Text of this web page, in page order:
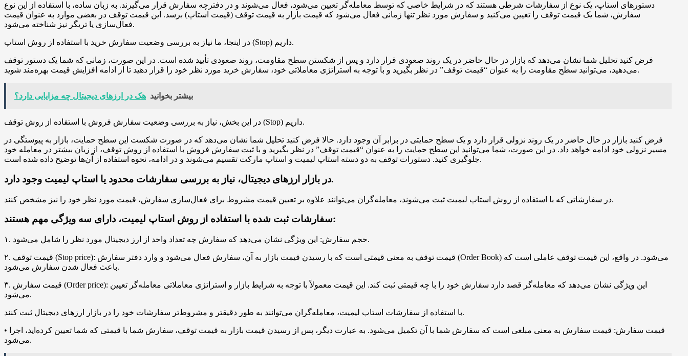
دستورهای استاپ، یک نوع از سفارشات شرطی هستند که در شرایط خاصی که توسط معامله‌گر تعیین می‌شود، فعال می‌شوند و در دفترچه سفارش قرار می‌گیرند. به زبان ساده، با استفاده از این نوع
سفارش، شما یک قیمت توقف را تعیین می‌کنید و سفارش مورد نظر تنها زمانی فعال می‌شود که قیمت بازار به قیمت توقف (قیمت استاپ) برسد. این قیمت توقف در بعضی موارد به عنوان قیمت
فعال‌سازی یا تریگر نیز شناخته می‌شود.
در اینجا، ما نیاز به بررسی وضعیت سفارش خرید با استفاده از روش استاپ (Stop) داریم.
فرض کنید تحلیل شما نشان می‌دهد که بازار در حال حاضر در یک روند صعودی قرار دارد و پس از شکستن سطح مقاومت، روند صعودی تأیید شده است. در این صورت، زمانی که شما یک دستور توقف
می‌دهید، می‌توانید سطح مقاومت را به عنوان “قیمت توقف” در نظر بگیرید و با توجه به استراتژی معاملاتی خود، سفارش خرید مورد نظر خود را قرار دهید تا از ادامه افزایش قیمت بهره‌مند شوید.
بیشتر بخوانید هک در ارزهای دیجیتال چه مزایایی دارد؟
در این بخش، نیاز به بررسی وضعیت سفارش فروش با استفاده از روش توقف (Stop) داریم.
فرض کنید بازار در حال حاضر در یک روند نزولی قرار دارد و یک سطح حمایتی در برابر آن وجود دارد. حالا فرض کنید تحلیل شما نشان می‌دهد که در صورت شکست این سطح حمایت، بازار به پیوستگی در
مسیر نزولی خود ادامه خواهد داد. در این صورت، شما می‌توانید این سطح حمایت را به عنوان “قیمت توقف” در نظر بگیرید و با ثبت سفارش فروش با استفاده از روش توقف، از زیان بیشتر در معامله خود
جلوگیری کنید. دستورات توقف به دو دسته استاپ لیمیت و استاپ مارکت تقسیم می‌شوند و در ادامه، نحوه استفاده از آن‌ها توضیح داده شده است.
در بازار ارزهای دیجیتال، نیاز به بررسی سفارشات محدود یا استاپ لیمیت وجود دارد.
در سفارشاتی که با استفاده از روش استاپ لیمیت ثبت می‌شوند، معامله‌گران می‌توانند علاوه بر تعیین قیمت مشروط برای فعال‌سازی سفارش، قیمت مورد نظر خود را نیز مشخص کنند.
سفارشات ثبت شده با استفاده از روش استاپ لیمیت، دارای سه ویژگی مهم هستند:
۱. حجم سفارش: این ویژگی نشان می‌دهد که سفارش چه تعداد واحد از ارز دیجیتال مورد نظر را شامل می‌شود.
۲. قیمت توقف (Stop price): قیمت توقف به معنی قیمتی است که با رسیدن قیمت بازار به آن، سفارش فعال می‌شود و وارد دفتر سفارش (Order Book) می‌شود. در واقع، این قیمت توقف عاملی است که
باعث فعال شدن سفارش می‌شود.
۳. قیمت سفارش (Order price): این ویژگی نشان می‌دهد که معامله‌گر قصد دارد سفارش خود را با چه قیمتی ثبت کند. این قیمت معمولاً با توجه به شرایط بازار و استراتژی معاملاتی معامله‌گر تعیین
می‌شود.
با استفاده از سفارشات استاپ لیمیت، معامله‌گران می‌توانند به طور دقیقتر و مشروط‌تر سفارشات خود را در بازار ارزهای دیجیتال ثبت کنند.
• قیمت سفارش: قیمت سفارش به معنی مبلغی است که سفارش شما با آن تکمیل می‌شود. به عبارت دیگر، پس از رسیدن قیمت بازار به قیمت توقف، سفارش شما با قیمتی که شما تعیین کرده‌اید، اجرا
می‌شود.